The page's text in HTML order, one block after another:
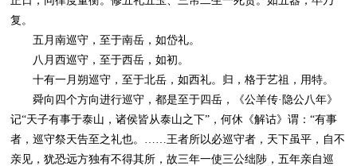
复。
五月南巡守，至于南岳，如岱礼。
八月西巡守，至于西岳，如初。
十有一月朔巡守，至于北岳，如西礼。归，格于艺祖，用特。
舜向四个方向进行巡守，都是至于四岳，《公羊传·隐公八年》
记“天子有事于泰山，诸侯皆从泰山之下”，何休《解诂》谓：“有事
者，巡守祭天告至之礼也。……王者所以必巡守者，天下虽平，自不
亲见，犹恐远方独有不得其所，故三年一使三公绌陟，五年亲自巡